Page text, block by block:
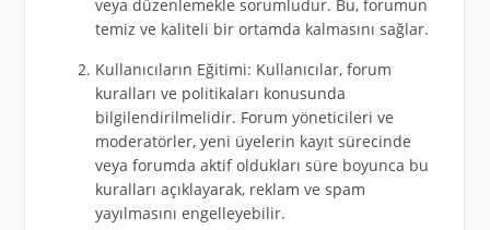
veya düzenlemekle sorumludur. Bu, forumun
temiz ve kaliteli bir ortamda kalmasını sağlar.
Kullanıcıların Eğitimi: Kullanıcılar, forum
kuralları ve politikaları konusunda
bilgilendirilmelidir. Forum yöneticileri ve
moderatörler, yeni üyelerin kayıt sürecinde
veya forumda aktif oldukları süre boyunca bu
kuralları açıklayarak, reklam ve spam
yayılmasını engelleyebilir.